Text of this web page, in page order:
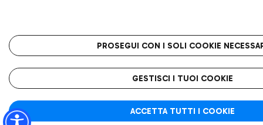
PROSEGUI CON I SOLI COOKIE
GESTISCI I TUOI COOKIE
ACCETTA TUTTI I COOKIE